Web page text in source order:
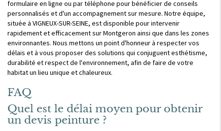
formulaire en ligne ou par téléphone pour bénéficier de conseils
personnalisés et d'un accompagnement sur mesure. Notre équipe,
située à VIGNEUX-SUR-SEINE, est disponible pour intervenir
rapidement et efficacement sur Montgeron ainsi que dans les zones
environnantes. Nous mettons un point d'honneur à respecter vos
délais et à vous proposer des solutions qui conjuguent esthétisme,
durabilité et respect de l'environnement, afin de faire de votre
habitat un lieu unique et chaleureux.
FAQ
Quel est le délai moyen pour obtenir
un devis peinture ?